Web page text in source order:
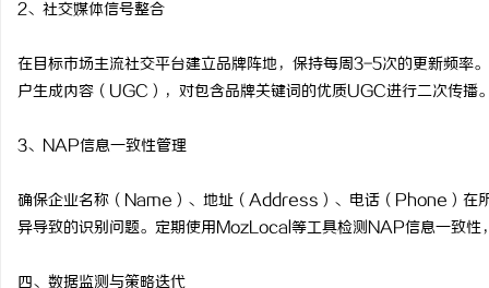
2、社交媒体信号整合
在目标市场主流社交平台建立品牌阵地，保持每周3-5次的更新频率
户生成内容（UGC），对包含品牌关键词的优质UGC进行二次传播
3、NAP信息一致性管理
确保企业名称（Name）、地址（Address）、电话（Phone）在
异导致的识别问题。定期使用MozLocal等工具检测NAP信息一致性
四、数据监测与策略迭代